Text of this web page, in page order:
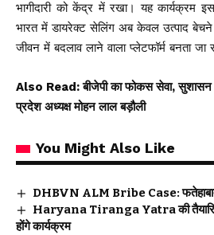
भागीदारी को केंद्र में रखा। यह कार्यक्रम
भारत में डायरेक्ट सेलिंग अब केवल उत्पाद बेचने
जीवन में बदलाव लाने वाला प्लेटफॉर्म बनता जा
Also Read:बीजेपी का फोकस सेवा,
प्रदेश अध्यक्ष मोहन लाल बड़ौली
You Might Also Like
DHBVN ALM Bribe Case: फतेहाबाद में
Haryana Tiranga Yatra की
होंगे कार्यक्रम